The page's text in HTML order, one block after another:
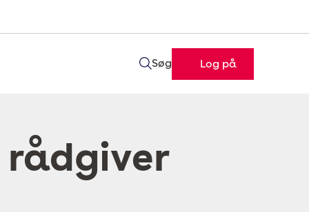
Søg Log på
rådgiver